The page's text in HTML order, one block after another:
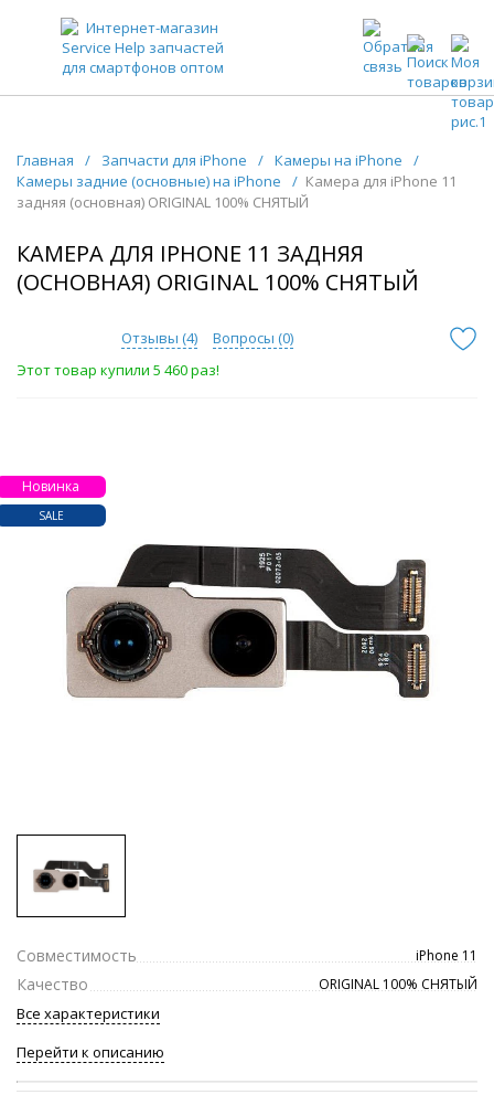
ЗАПЧАСТИ ДЛЯ ТЕЛЕФОНОВ ОПТОМ
Главная / Запчасти для iPhone / Камеры на iPhone
/
Камеры задние (основные) на iPhone
/ Камера для iPhone 11
задняя (основная) ORIGINAL 100% СНЯТЫЙ
КАМЕРА ДЛЯ IPHONE 11 ЗАДНЯЯ
(ОСНОВНАЯ) ORIGINAL 100% СНЯТЫЙ
Отзывы (4) Вопросы (0)
Этот товар купили 5 460 раз!
Новинка
SALE
Совместимость iPhone 11
Качество ORIGINAL 100% СНЯТЫЙ
Все характеристики
Перейти к описанию